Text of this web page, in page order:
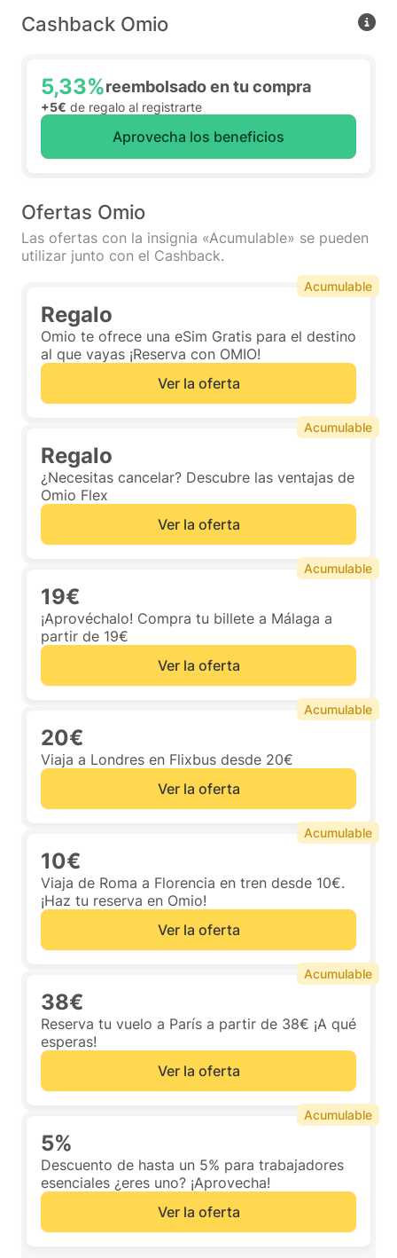
Cashback Omio
5,33%reembolsado en tu compra
+5€ de regalo al registrarte
Aprovecha los beneficios
Ofertas Omio
Las ofertas con la insignia «Acumulable» se pueden
utilizar junto con el Cashback.
Regalo
Omio te ofrece una eSim Gratis para el destino
al que vayas ¡Reserva con OMIO!
Ver la oferta
Acumulable
Regalo
¿Necesitas cancelar? Descubre las ventajas de
Omio Flex
Ver la oferta
Acumulable
19€
¡Aprovéchalo! Compra tu billete a Málaga a
partir de 19€
Ver la oferta
Acumulable
20€
Viaja a Londres en Flixbus desde 20€
Ver la oferta
Acumulable
10€
Viaja de Roma a Florencia en tren desde 10€.
¡Haz tu reserva en Omio!
Ver la oferta
Acumulable
38€
Reserva tu vuelo a París a partir de 38€ ¡A qué
esperas!
Ver la oferta
Acumulable
5%
Descuento de hasta un 5% para trabajadores
esenciales ¿eres uno? ¡Aprovecha!
Ver la oferta
Acumulable